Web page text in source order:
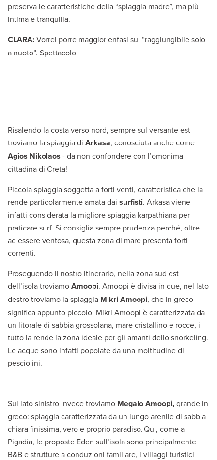
preserva le caratteristiche della “spiaggia madre”, ma più
intima e tranquilla.
CLARA:Vorrei porre maggior enfasi sul “raggiungibile solo
a nuoto”. Spettacolo.
Risalendo la costa verso nord, sempre sul versante est
troviamo la spiaggia di Arkasa, conosciuta anche come
Agios Nikolaos - da non confondere con l’omonima
cittadina di Creta!
Piccola spiaggia soggetta a forti venti, caratteristica che la
rende particolarmente amata dai surfisti. Arkasa viene
infatti considerata la migliore spiaggia karpathiana per
praticare surf. Si consiglia sempre prudenza perché, oltre
ad essere ventosa, questa zona di mare presenta forti
correnti.
Proseguendo il nostro itinerario, nella zona sud est
dell’isola troviamoAmoopi. Amoopi è divisa in due, nel lato
destro troviamo la spiaggia Mikri Amoopi, che in greco
significa appunto piccolo. Mikri Amoopi è caratterizzata da
un litorale di sabbia grossolana, mare cristallino e rocce, il
tutto la rende la zona ideale per gli amanti dello snorkeling.
Le acque sono infatti popolate da una moltitudine di
pesciolini.
Sul lato sinistro invece troviamo Megalo Amoopi,grande in
greco: spiaggia caratterizzata da un lungo arenile di sabbia
chiara finissima, vero e proprio paradiso. Qui, come a
Pigadia, le proposte Eden sull’isola sono principalmente
B&B e strutture a conduzioni familiare, i villaggi turistici